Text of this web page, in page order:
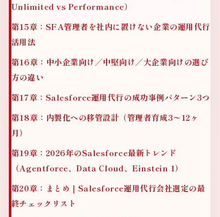
Unlimited vs Performance）
第15章：SFA管理者を社内に置けない企業の運用代行
活用法
第16章：中小企業向け／中堅向け／大企業向けの選び
方の違い
第17章：Salesforce運用代行の成功事例パターン3つ
第18章：内製化への移管設計（管理者育成3〜12ヶ
月）
第19章：2026年のSalesforce最新トレンド
（Agentforce、Data Cloud、Einstein 1）
第20章：まとめ｜Salesforce運用代行会社選定の最
終チェックリスト